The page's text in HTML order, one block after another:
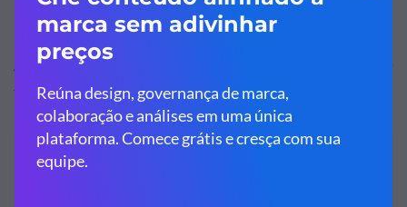
boa lida neste post e salvar ele para ir lendo durante seu
processo de seleção das cores da sua marca.
Acreditamos que este post vai te ajudar bastante durante
todas as etapas deste processo.
RELACIONADO: